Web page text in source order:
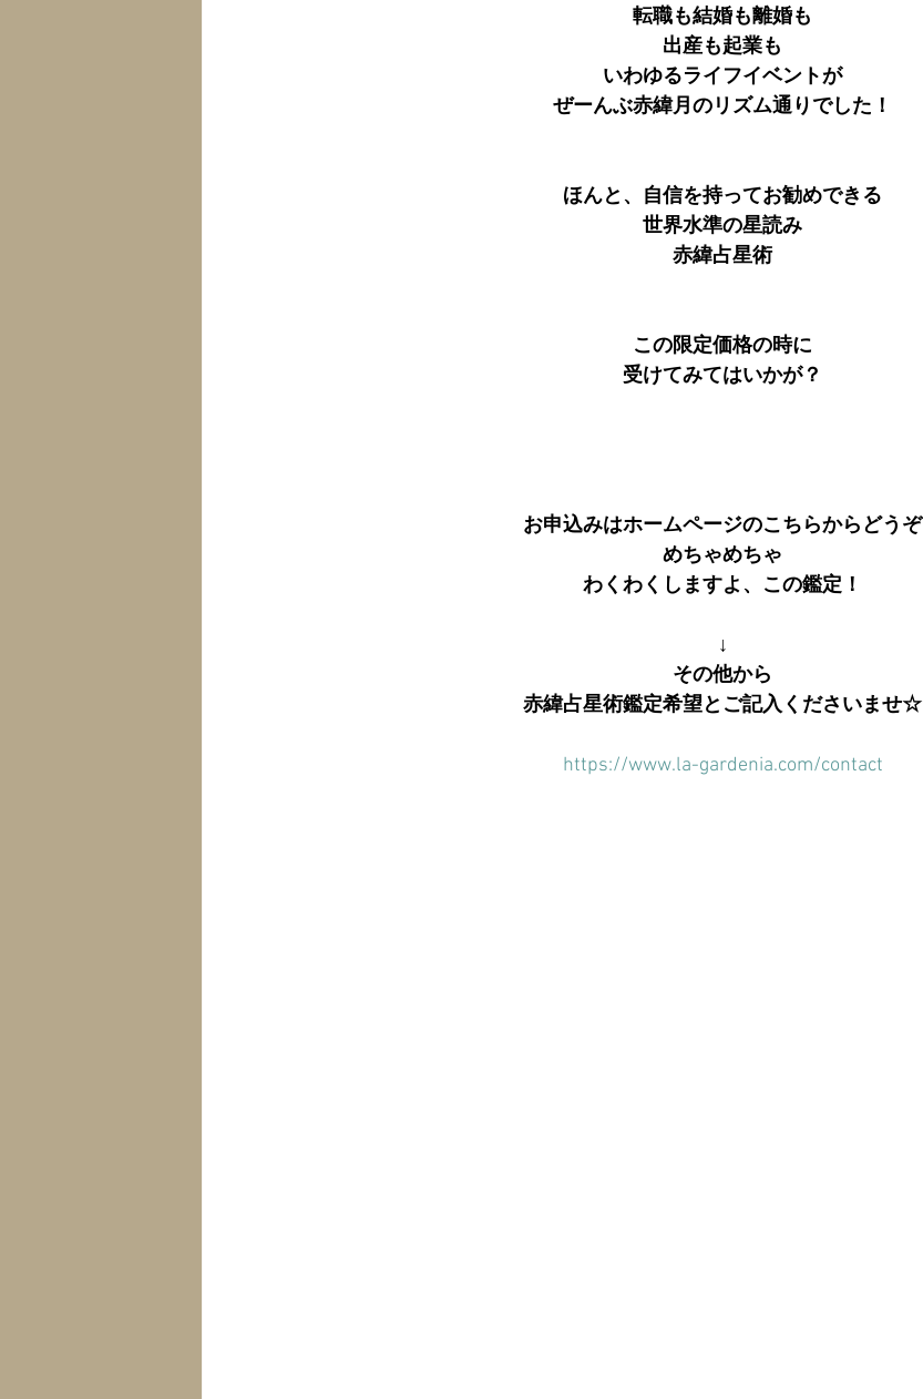
転職も結婚も離婚も
出産も起業も
いわゆるライフイベントが
ぜーんぶ赤緯月のリズム通りでした！
ほんと、自信を持ってお勧めできる
世界水準の星読み
赤緯占星術
この限定価格の時に
受けてみてはいかが？
お申込みはホームページのこちらからどうぞ
めちゃめちゃ
わくわくしますよ、この鑑定！
↓
その他から
赤緯占星術鑑定希望とご記入くださいませ☆
https://www.la-gardenia.com/contact